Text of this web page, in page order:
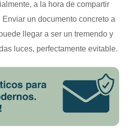
a la hora de compartir
Enviar un documento concreto a
llegar a ser un tremendo y
luces, perfectamente evitable.